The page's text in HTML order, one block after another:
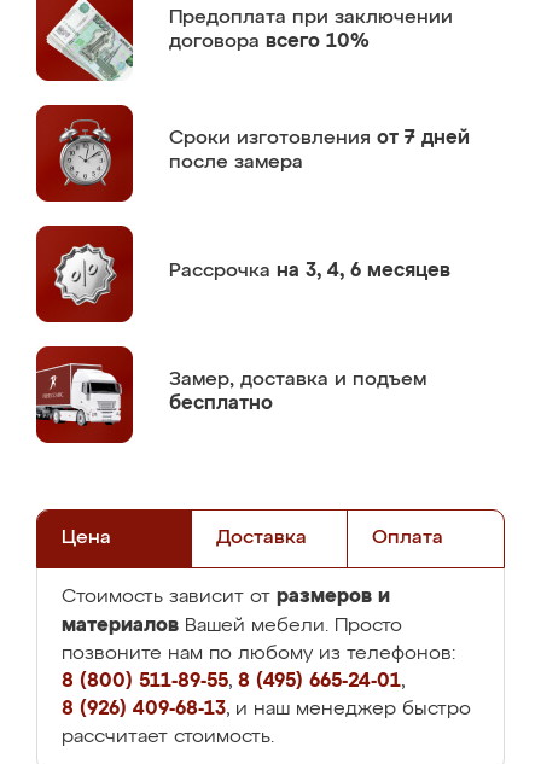
Предоплата при заключении
договора всего 10%
Сроки изготовления от 7 дней
после замера
Рассрочка на 3, 4, 6 месяцев
Замер, доставка и подъем
бесплатно
Цена Доставка Оплата
Стоимость зависит от размеров и
материалов Вашей мебели. Просто
позвоните нам по любому из телефонов:
8 (800) 511-89-55, 8 (495) 665-24-01,
8 (926) 409-68-13, и наш менеджер быстро
рассчитает стоимость.